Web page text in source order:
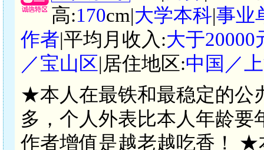
高:170cm|大学本科|事业
作者|平均月收入:大于20000
／宝山区|居住地区:中国／
★本人在最铁和最稳定的公
多，个人外表比本人年龄
作者增值是越老越吃香！ ★